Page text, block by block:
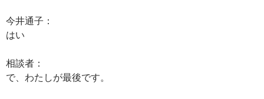
今井通子：
はい
相談者：
で、わたしが最後です。